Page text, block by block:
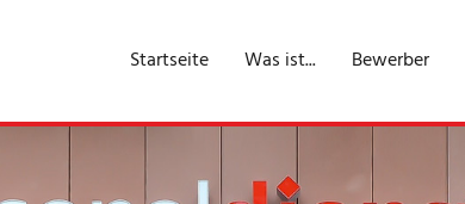
Startseite
Was ist... Bewerber